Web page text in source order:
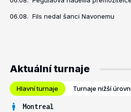
06.08. Fils nedal šanci Navonemu
Aktuální turnaje
Hlavní turnaje Turnaje nižší
Montreal